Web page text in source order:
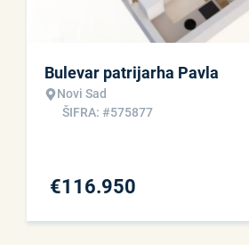
Bulevar patrijarha Pavla
Novi Sad
ŠIFRA: #575877
€116.950